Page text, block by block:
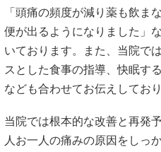
「頭痛の頻度が減り薬も飲ま
便が出るようになりました」
いております。また、当院で
スとした食事の指導、快眠す
なども合わせてお伝えしており
当院では根本的な改善と再発
人お一人の痛みの原因をしっ